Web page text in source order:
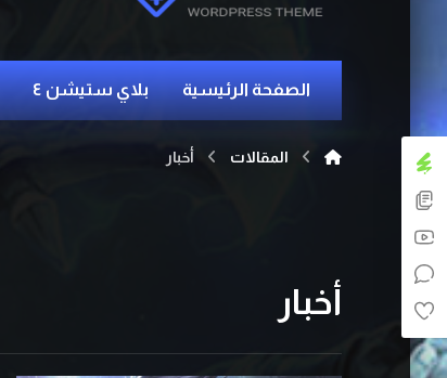
الصفحة الرئيسية بلاي ستيشن ٤
المقالات أخبار
أخبار